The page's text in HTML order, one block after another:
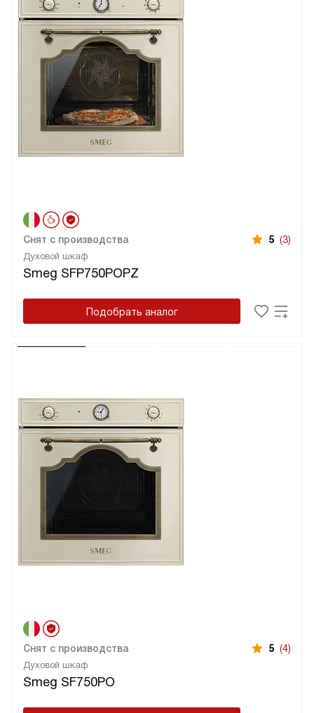
Духовой шкаф
Smeg SFP750POPZ
Снят с производства 5 (3)
Подобрать аналог
Духовой шкаф
Smeg SF750PO
Снят с производства 5 (4)